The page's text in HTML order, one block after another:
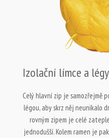
Izolační límce a
Celý hlavní zip je samozřejmě
légou, aby skrz něj neunikalo
rovným zipem je celé
jednodušší. Kolem ramen je